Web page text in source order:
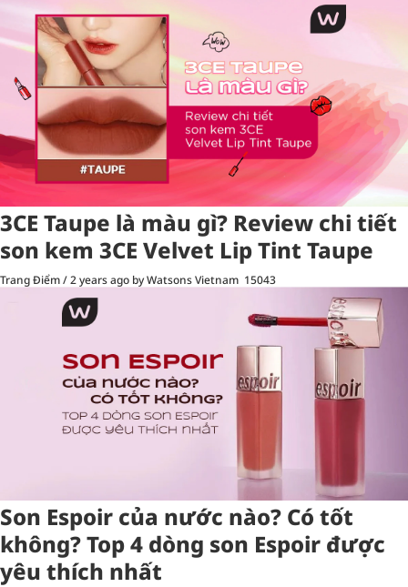
3CE Taupe là màu gì? Review chi tiết
son kem 3CE Velvet Lip Tint Taupe
Trang Điểm/2 years ago by Watsons Vietnam 15043
Son Espoir của nước nào? Có tốt
không? Top 4 dòng son Espoir được
yêu thích nhất